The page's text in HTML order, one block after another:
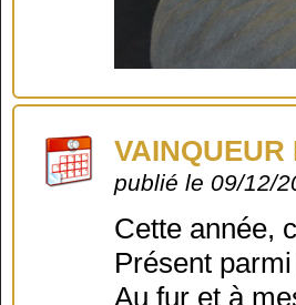
VAINQUEUR
publié le 09/12/
Cette année,
Présent
Au fur et à